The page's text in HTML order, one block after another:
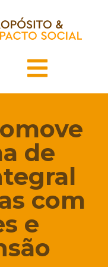
de
com
e